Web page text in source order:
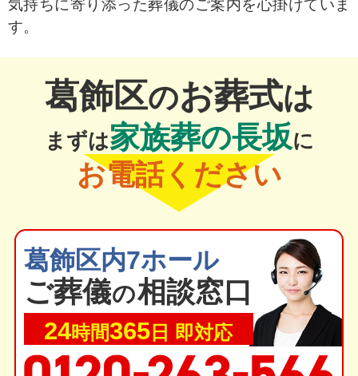
気持ちに寄り添った葬儀のご案内を心掛けていま
す。
葛飾区のお葬式は
まずは家族葬の長坂に
お電話ください
葛飾区内7ホール
ご葬儀の相談窓口
24時間365 日 即対応